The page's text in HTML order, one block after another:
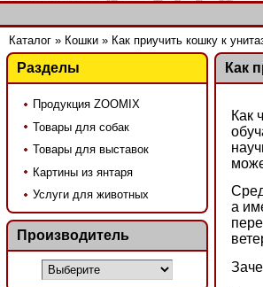
Каталог » Кошки » Как приучить кошку к
Как
Как
а
Разделы
Продукция ZOOMIX
Товары для собак
Товары для выставок
Картины из янтаря
Услуги для животных
Производитель